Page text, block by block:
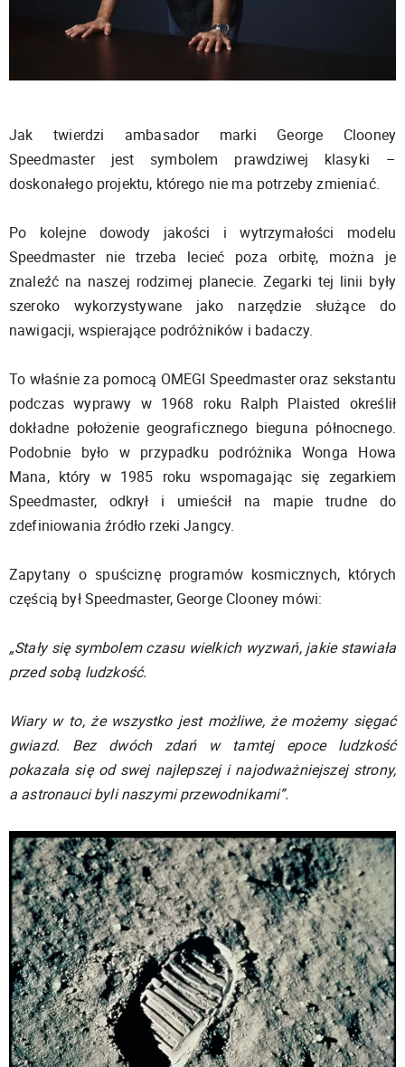
Jak twierdzi ambasador marki George Clooney
Speedmaster jest symbolem prawdziwej klasyki –
doskonałego projektu, którego nie ma potrzeby zmieniać.
Po kolejne dowody jakości i wytrzymałości modelu
Speedmaster nie trzeba lecieć poza orbitę, można je
znaleźć na naszej rodzimej planecie. Zegarki tej linii były
szeroko wykorzystywane jako narzędzie służące do
nawigacji, wspierające podróżników i badaczy.
To właśnie za pomocą OMEGI Speedmaster oraz sekstantu
podczas wyprawy w 1968 roku Ralph Plaisted określił
dokładne położenie geograficznego bieguna północnego.
Podobnie było w przypadku podróżnika Wonga Howa
Mana, który w 1985 roku wspomagając się zegarkiem
Speedmaster, odkrył i umieścił na mapie trudne do
zdefiniowania źródło rzeki Jangcy.
Zapytany o spuściznę programów kosmicznych, których
częścią był Speedmaster, George Clooney mówi:
„Stały się symbolem czasu wielkich wyzwań, jakie stawiała
przed sobą ludzkość.
Wiary w to, że wszystko jest możliwe, że możemy sięgać
gwiazd. Bez dwóch zdań w tamtej epoce ludzkość
pokazała się od swej najlepszej i najodważniejszej strony,
a astronauci byli naszymi przewodnikami”.